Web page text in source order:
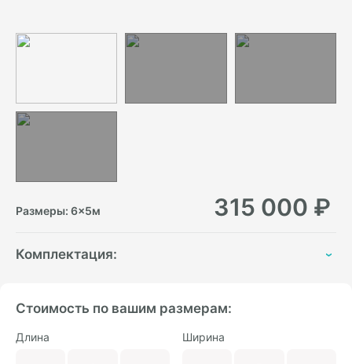
Размеры: 6×5м 315 000 ₽
Комплектация:
Стоимость по вашим размерам:
Длина Ширина